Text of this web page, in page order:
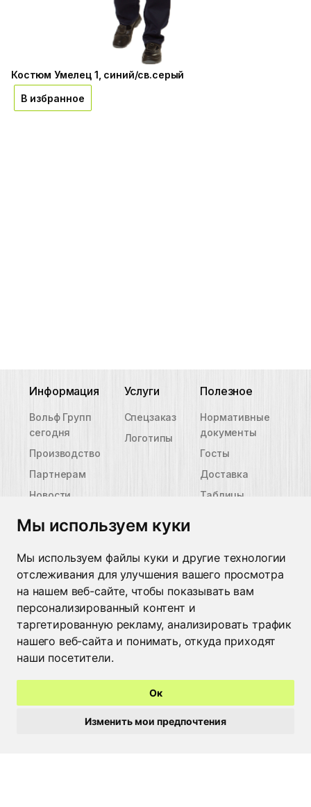
Мы используем куки
Мы используем файлы куки и другие технологии
отслеживания для улучшения вашего просмотра
на нашем веб-сайте, чтобы показывать вам
персонализированный контент и
таргетированную рекламу, анализировать трафик
нашего веб-сайта и понимать, откуда приходят
наши посетители.
Ок
Изменить мои предпочтения
Костюм Умелец 1, синий/св.серый
В избранное
Информация
Вольф Групп
сегодня
Производство
Партнерам
Новости
Услуги
Спецзаказ
Логотипы
Полезное
Нормативные
документы
Госты
Доставка
Таблицы
Контакты
Минск
+375 29 662 49 09
Москва
+7 926 022 48 59
Брест
Пинск
+375 29 308 20 18
Барановичи
+375 44 729 70 88
Гомель
Жлобин
+375 29 682 92 94
+375 236 22 03 04
Могилев
+375 222 24 80 17